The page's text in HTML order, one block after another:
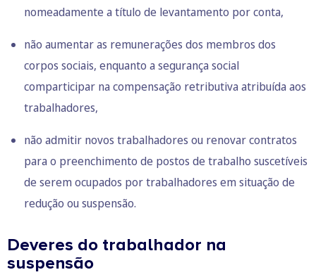
nomeadamente a título de levantamento por conta,
não aumentar as remunerações dos membros dos
corpos sociais, enquanto a segurança social
comparticipar na compensação retributiva atribuída aos
trabalhadores,
não admitir novos trabalhadores ou renovar contratos
para o preenchimento de postos de trabalho suscetíveis
de serem ocupados por trabalhadores em situação de
redução ou suspensão.
Deveres do trabalhador na
suspensão